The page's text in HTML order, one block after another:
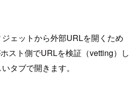
ェットから外部URLを開くため
スト側でURLを検証（vetting）し
タブで開きます。